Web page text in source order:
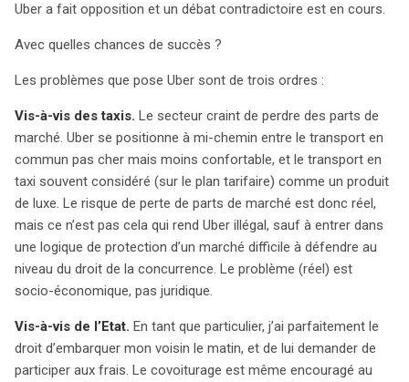
Uber a fait opposition et un débat contradictoire est en cours.
Avec quelles chances de succès ?
Les problèmes que pose Uber sont de trois ordres :
Vis-à-vis des taxis. Le secteur craint de perdre des parts de
marché. Uber se positionne à mi-chemin entre le transport en
commun pas cher mais moins confortable, et le transport en
taxi souvent considéré (sur le plan tarifaire) comme un produit
de luxe. Le risque de perte de parts de marché est donc réel,
mais ce n’est pas cela qui rend Uber illégal, sauf à entrer dans
une logique de protection d’un marché difficile à défendre au
niveau du droit de la concurrence. Le problème (réel) est
socio-économique, pas juridique.
Vis-à-vis de l’Etat. En tant que particulier, j’ai parfaitement le
droit d’embarquer mon voisin le matin, et de lui demander de
participer aux frais. Le covoiturage est même encouragé au